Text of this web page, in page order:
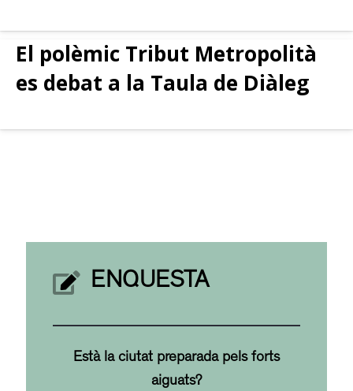
El polèmic Tribut Metropolità
es debat a la Taula de Diàleg
ENQUESTA
Està la ciutat preparada pels forts
aiguats?